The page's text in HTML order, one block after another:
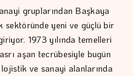
gruplarından Başkaya
sektöründe yeni ve güçlü bir
1973 yılında temelleri
aşan tecrübesiyle bugün
ve sanayi alanlarında